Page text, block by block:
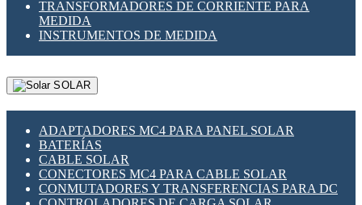
TRANSFORMADORES DE CORRIENTE PARA
MEDIDA
INSTRUMENTOS DE MEDIDA
SOLAR
ADAPTADORES MC4 PARA PANEL SOLAR
BATERÍAS
CABLE SOLAR
CONECTORES MC4 PARA CABLE SOLAR
CONMUTADORES Y TRANSFERENCIAS PARA DC